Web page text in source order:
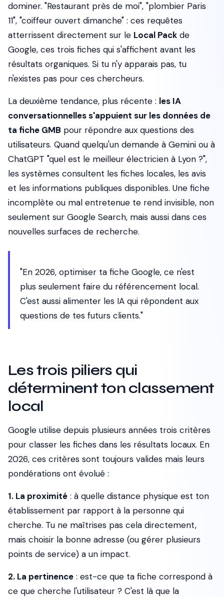
dominer. "Restaurant près de moi", "plombier Paris
11", "coiffeur ouvert dimanche" : ces requêtes
atterrissent directement sur le Local Pack de
Google, ces trois fiches qui s'affichent avant les
résultats organiques. Si tu n'y apparais pas, tu
n'existes pas pour ces chercheurs.
La deuxième tendance, plus récente : les IA
conversationnelles s'appuient sur les données de
ta fiche GMB pour répondre aux questions des
utilisateurs. Quand quelqu'un demande à Gemini ou à
ChatGPT "quel est le meilleur électricien à Lyon ?",
les systèmes consultent les fiches locales, les avis
et les informations publiques disponibles. Une fiche
incomplète ou mal entretenue te rend invisible, non
seulement sur Google Search, mais aussi dans ces
nouvelles surfaces de recherche.
"En 2026, optimiser ta fiche Google, ce n'est
plus seulement faire du référencement local.
C'est aussi alimenter les IA qui répondent aux
questions de tes futurs clients."
Les trois piliers qui
déterminent ton classement
local
Google utilise depuis plusieurs années trois critères
pour classer les fiches dans les résultats locaux. En
2026, ces critères sont toujours valides mais leurs
pondérations ont évolué :
1. La proximité : à quelle distance physique est ton
établissement par rapport à la personne qui
cherche. Tu ne maîtrises pas cela directement,
mais choisir la bonne adresse (ou gérer plusieurs
points de service) a un impact.
2. La pertinence : est-ce que ta fiche correspond à
ce que cherche l'utilisateur ? C'est là que la